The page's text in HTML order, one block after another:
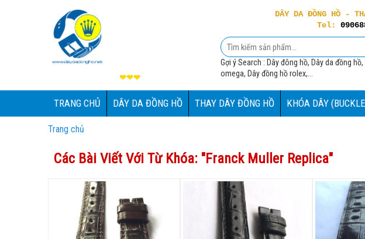
❤❤❤
DÂY DA ĐỒNG HỒ -
Tel:
Gợi ý Search : Dây đông hồ, Dây da đồng
omega, Dây đồng hồ rolex,...
TRANG CHỦ DÂY DA ĐỒNG HỒ THAY DÂY ĐỒNG HỒ KHÓA DÂY
Trang chủ
Các Bài Viết Với Từ Khóa: "Franck Muller Replica"